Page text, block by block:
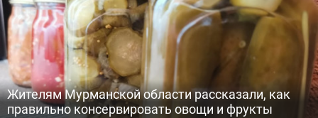
Жителям Мурманской области рассказали, как
правильно консервировать овощи и фрукты